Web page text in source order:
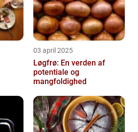
03 april 2025
Løgfrø: En verden af
potentiale og
mangfoldighed